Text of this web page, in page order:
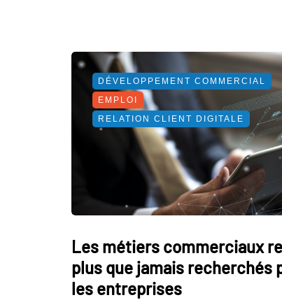
DÉVELOPPEMENT COMMERCIAL
EMPLOI
RELATION CLIENT DIGITALE
Les métiers commerciaux
plus que jamais recherchés
les entreprises